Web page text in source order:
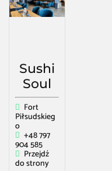
Sushi
Soul
Fort
Piłsudskieg
o
+48 797
904 585
Przejdź
do strony